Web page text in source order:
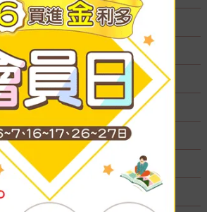
無庫存
無庫存
無庫存
無庫存
無庫存
無庫存
無庫存